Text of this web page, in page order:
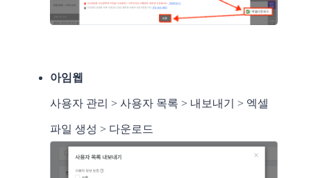
​사용자 관리 > 사용자 목록 > 내보내기 > 엑셀